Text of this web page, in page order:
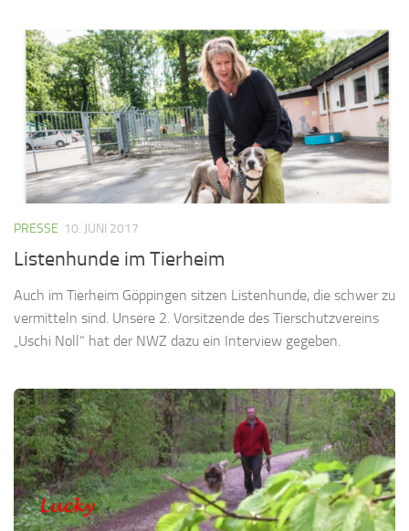
PRESSE 10. JUNI 2017
Listenhunde im Tierheim
Auch im Tierheim Göppingen sitzen Listenhunde, die schwer zu
vermitteln sind. Unsere 2. Vorsitzende des Tierschutzvereins
„Uschi Noll“ hat der NWZ dazu ein Interview gegeben.